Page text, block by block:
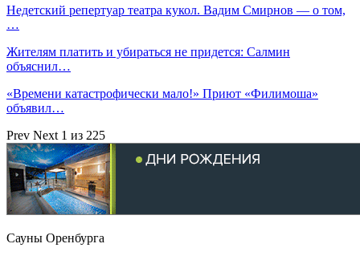
Недетский репертуар театра кукол. Вадим Смирнов — о том,
…
Жителям платить и убираться не придется: Салмин
объяснил…
«Времени катастрофически мало!» Приют «Филимоша»
объявил…
Prev Next 1 из 225
Сауны Оренбурга